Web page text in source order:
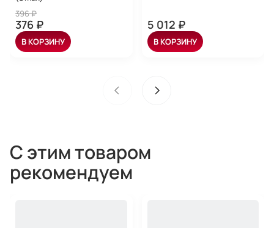
396 ₽
376 ₽
В КОРЗИНУ
5 012 ₽
В КОРЗИНУ
С этим товаром
рекомендуем